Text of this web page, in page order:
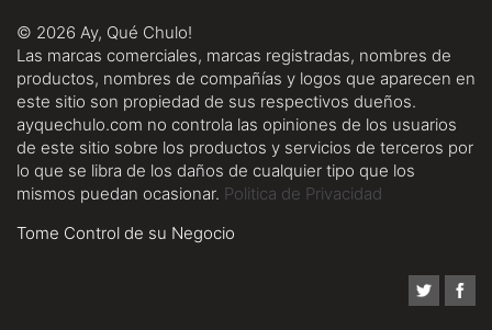
© 2026 Ay, Qué Chulo!
Las marcas comerciales, marcas registradas, nombres de
productos, nombres de compañías y logos que aparecen en
este sitio son propiedad de sus respectivos dueños.
ayquechulo.com no controla las opiniones de los usuarios
de este sitio sobre los productos y servicios de terceros por
lo que se libra de los daños de cualquier tipo que los
mismos puedan ocasionar. Politica de Privacidad
Tome Control de su Negocio